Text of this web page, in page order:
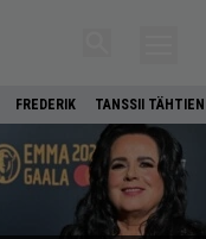
FREDERIK TANSSII